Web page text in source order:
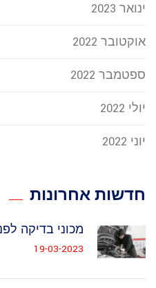
ינואר 2023
אוקטובר 2022
ספטמבר 2022
יולי 2022
יוני 2022
חדשות אחרונות
מכוני בדיקה
19-03-2023